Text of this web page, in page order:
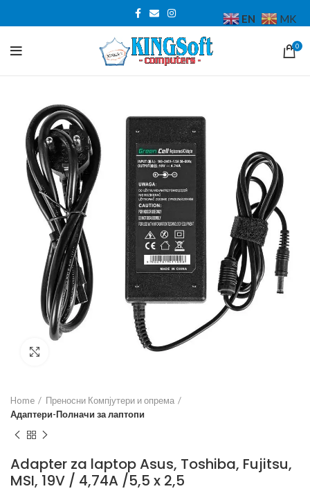
0
Home
Преносни Компјутери и опрема
Адаптери-Полначи за лаптопи
Adapter za laptop Asus, Toshiba, Fujitsu,
MSI, 19V / 4,74A /5,5 x 2,5
EN MK